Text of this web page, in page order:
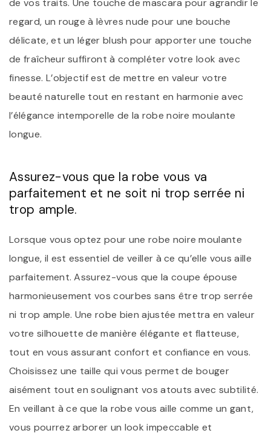
regard, un rouge à lèvres nude pour une bouche
délicate, et un léger blush pour apporter une touche
de fraîcheur suffiront à compléter votre look avec
finesse. L’objectif est de mettre en valeur votre
beauté naturelle tout en restant en harmonie avec
l’élégance intemporelle de la robe noire moulante
longue.
Assurez-vous que la robe vous va
parfaitement et ne soit ni trop serrée ni
trop ample.
Lorsque vous optez pour une robe noire moulante
longue, il est essentiel de veiller à ce qu’elle vous aille
parfaitement. Assurez-vous que la coupe épouse
harmonieusement vos courbes sans être trop serrée
ni trop ample. Une robe bien ajustée mettra en valeur
votre silhouette de manière élégante et flatteuse,
tout en vous assurant confort et confiance en vous.
Choisissez une taille qui vous permet de bouger
aisément tout en soulignant vos atouts avec subtilité.
En veillant à ce que la robe vous aille comme un gant,
vous pourrez arborer un look impeccable et